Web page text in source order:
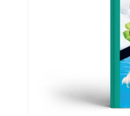
Redactie: Arnold
Mäki, Janneke van
Annemee
Eindredactie:
Uitgeverij:
ISBN: